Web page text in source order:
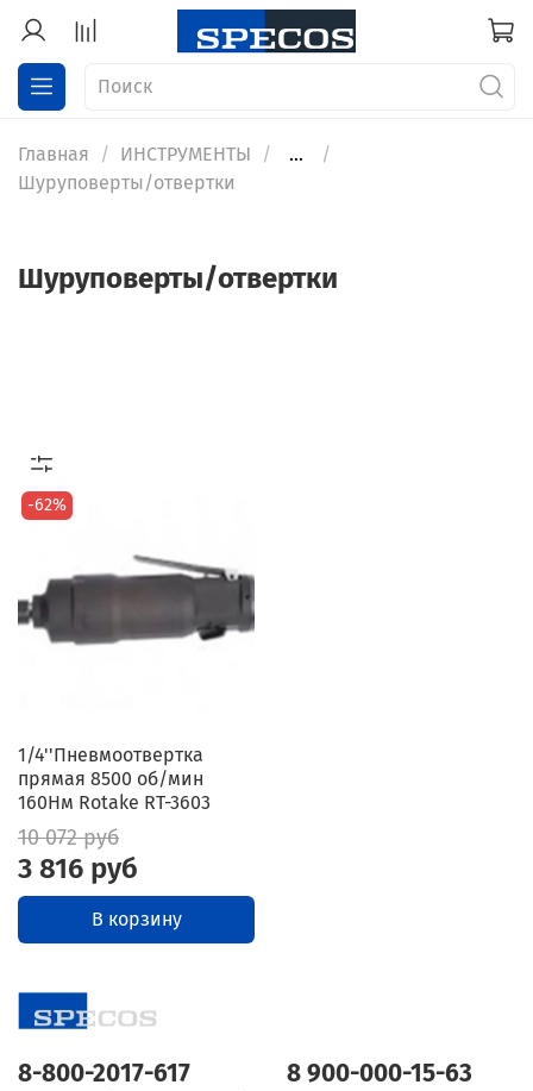
Главная ИНСТРУМЕНТЫ
...
Шуруповерты/отвертки
Шуруповерты/отвертки
-62%
1/4''Пневмоотвертка
прямая 8500 об/мин
160Нм Rotake RT-3603
10 072 руб
3 816 руб
В корзину
8-800-2017-617 8 900-000-15-63